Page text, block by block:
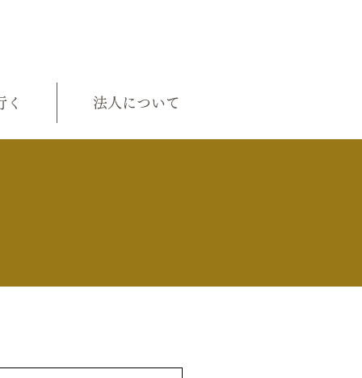
く 法人について